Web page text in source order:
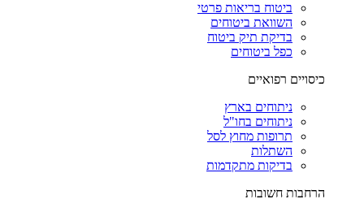
ביטוח בריאות פרטי
השוואת ביטוחים
בדיקת תיק ביטוח
כפל ביטוחים
כיסויים רפואיים
ניתוחים בארץ
ניתוחים בחו"ל
תרופות מחוץ לסל
השתלות
בדיקות מתקדמות
הרחבות חשובות